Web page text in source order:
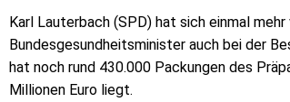
Karl Lauterbach (SPD) hat sich einmal
Bundesgesundheitsminister auch bei der
hat noch rund 430.000 Packungen des
Millionen Euro liegt.